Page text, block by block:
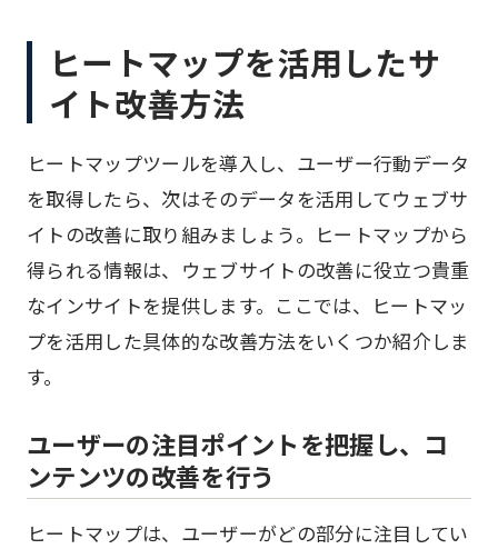
ヒートマップを活用したサ
イト改善方法
ヒートマップツールを導入し、ユーザー行動データ
を取得したら、次はそのデータを活用してウェブサ
イトの改善に取り組みましょう。ヒートマップから
得られる情報は、ウェブサイトの改善に役立つ貴重
なインサイトを提供します。ここでは、ヒートマッ
プを活用した具体的な改善方法をいくつか紹介しま
す。
ユーザーの注目ポイントを把握し、コ
ンテンツの改善を行う
ヒートマップは、ユーザーがどの部分に注目してい